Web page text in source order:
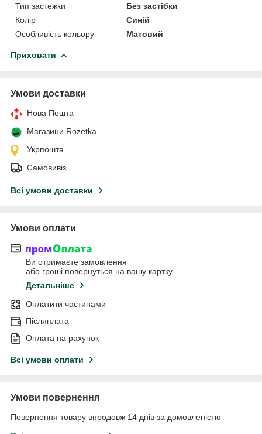
Тип застежки
Без застібки
Колір
Синій
Особливість кольору
Матовий
Приховати
Умови доставки
Нова Пошта
Магазини Rozetka
Укрпошта
Самовивіз
Всі умови доставки
Умови оплати
Ви отримаєте замовлення
або гроші повернуться на вашу картку
Детальніше
Оплатити частинами
Післяплата
Оплата на рахунок
Всі умови оплати
Умови повернення
Повернення товару впродовж 14 днів за домовленістю